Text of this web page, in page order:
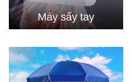
Máy sấy tay